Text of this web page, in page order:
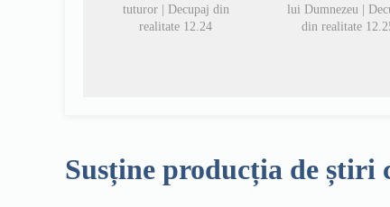
tuturor | Decupaj din
realitate 12.24
lui Dumnezeu |
din realitate
Susține producția de știri